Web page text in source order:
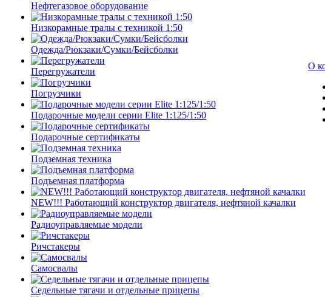
Нефтегазовое оборудование
Низкорамные тралы с техникой 1:50
Одежда/Рюкзаки/Сумки/Бейсболки
Перегружатели
Погрузчики
Подарочные модели серии Elite 1:125/1:50
Подарочные сертификаты
Подземная техника
Подъемная платформа
NEW!!! Работающий конструктор двигателя, нефтяной качалки
Радиоуправляемые модели
Ричстакеры
Самосвалы
Седельные тягачи и отдельные прицепы
О